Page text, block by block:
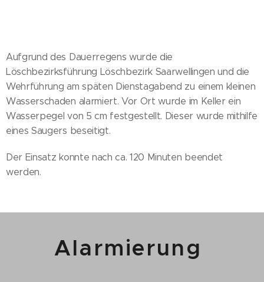
Aufgrund des Dauerregens wurde die
Löschbezirksführung Löschbezirk Saarwellingen und die
Wehrführung am späten Dienstagabend zu einem kleinen
Wasserschaden alarmiert. Vor Ort wurde im Keller ein
Wasserpegel von 5 cm festgestellt. Dieser wurde mithilfe
eines Saugers beseitigt.
Der Einsatz konnte nach ca. 120 Minuten beendet
werden.
Alarmierung